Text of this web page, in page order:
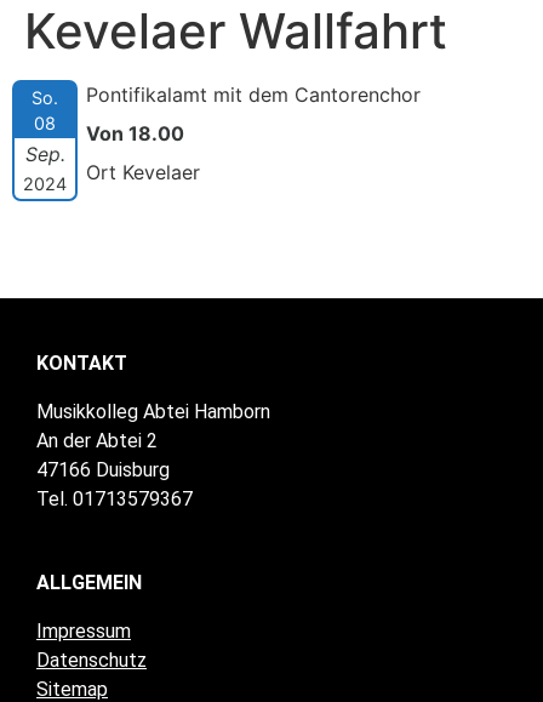
Kevelaer Wallfahrt
So.
08
Sep.
2024
Pontifikalamt mit dem Cantorenchor
Von 18.00
Ort Kevelaer
KONTAKT
Musikkolleg Abtei Hamborn
An der Abtei 2
47166 Duisburg
Tel. 01713579367
ALLGEMEIN
Impressum
Datenschutz
Sitemap